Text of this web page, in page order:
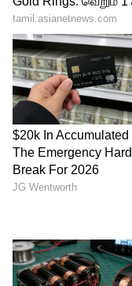
மிகப்பிடித்த
போராடுவதை
முடங்கி
அலாதி இன்பம்
இவர்கள்
கூடியவர்கள்
ஏற்படும்
ஒரு
விடுவார்கள்.